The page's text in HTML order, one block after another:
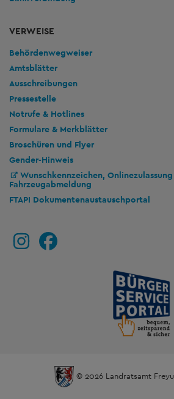
VERWEISE
Behördenwegweiser
Amtsblätter
Ausschreibungen
Pressestelle
Notrufe & Hotlines
Formulare & Merkblätter
Broschüren und Flyer
Gender-Hinweis
Wunschkennzeichen,
Fahrzeugabmeldung
FTAPI Dokumentenaustauschportal
© 2026 Landratsamt